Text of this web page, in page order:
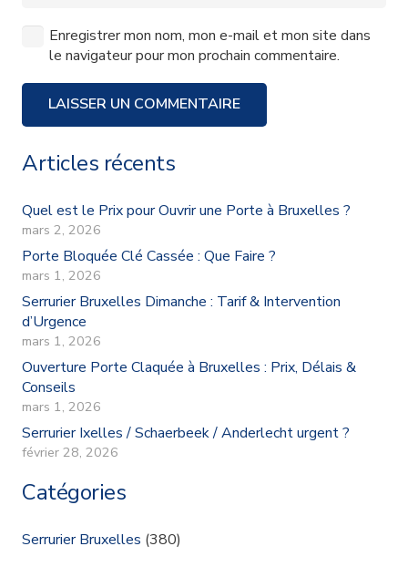
Enregistrer mon nom, mon e-mail et mon site dans
le navigateur pour mon prochain commentaire.
LAISSER UN COMMENTAIRE
Articles récents
Quel est le Prix pour Ouvrir une Porte à Bruxelles ?
mars 2, 2026
Porte Bloquée Clé Cassée : Que Faire ?
mars 1, 2026
Serrurier Bruxelles Dimanche : Tarif & Intervention
d’Urgence
mars 1, 2026
Ouverture Porte Claquée à Bruxelles : Prix, Délais &
Conseils
mars 1, 2026
Serrurier Ixelles / Schaerbeek / Anderlecht urgent ?
février 28, 2026
Catégories
Serrurier Bruxelles (380)